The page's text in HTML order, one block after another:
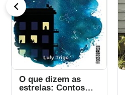
O que dizem as
estrelas: Contos